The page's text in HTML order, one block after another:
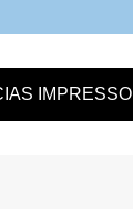
IMPRESSO